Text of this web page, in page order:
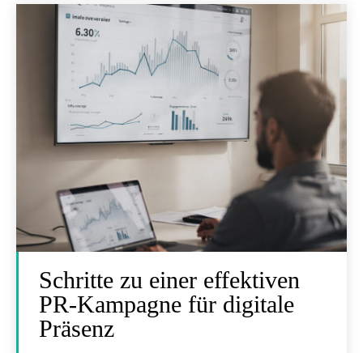
Schritte zu einer effektiven
PR-Kampagne für digitale
Präsenz